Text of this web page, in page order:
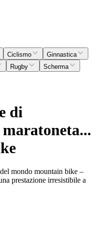
Ciclismo
Ginnastica
Rugby
Scherma
di
mondo mountain bike –
prestazione irresistibile a